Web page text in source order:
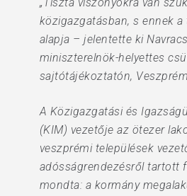
közigazgatásban, s ennek
alapja – jelentette ki
miniszterelnök-helyettes
sajtótájékoztatón,
A Közigazgatási és
(KIM) vezetője az ötezer
veszprémi települések
adósságrendezésről tartott
mondta: a kormány